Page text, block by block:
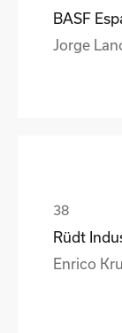
BASF
Jorge
Rüdt
Enrico